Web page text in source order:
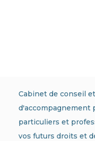
Cabinet de conseil et
d'accompagnement
particuliers et
vos futurs droits et